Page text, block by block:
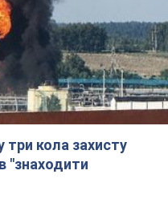
три кола захисту
"знаходити